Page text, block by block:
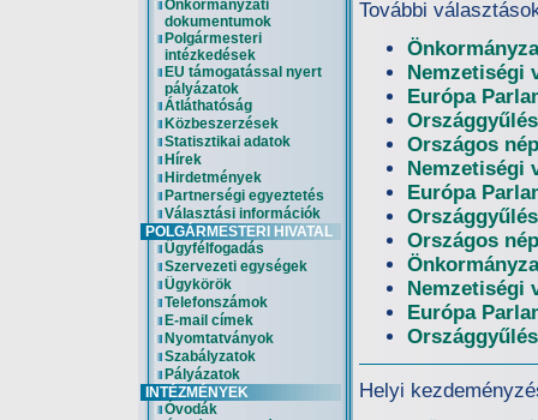
Önkormányzati
dokumentumok
Polgármesteri
intézkedések
EU támogatással nyert
pályázatok
Átláthatóság
Közbeszerzések
Statisztikai adatok
Hírek
Hirdetmények
Partnerségi egyeztetés
Választási információk
POLGÁRMESTERI HIVATAL
Ügyfélfogadás
Szervezeti egységek
Ügykörök
Telefonszámok
E-mail címek
Nyomtatványok
Szabályzatok
Pályázatok
INTÉZMÉNYEK
Óvodák
További
Nemzetiségi
Európa
Országos
Nemzetiségi
Európa
Országos
Nemzetiségi
Európa
Helyi